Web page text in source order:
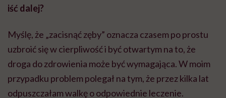
iść dalej?
Myślę, że „zacisnąć zęby” oznacza czasem po prostu
uzbroić się w cierpliwość i być otwartym na to, że
droga do zdrowienia może być wymagająca. W moim
przypadku problem polegał na tym, że przez kilka lat
odpuszczałam walkę o odpowiednie leczenie.